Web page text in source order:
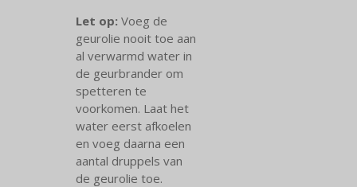
Let op: Voeg de
geurolie nooit toe aan
al verwarmd water in
de geurbrander om
spetteren te
voorkomen. Laat het
water eerst afkoelen
en voeg daarna een
aantal druppels van
de geurolie toe.